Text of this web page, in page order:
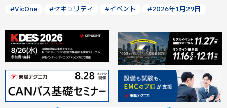
#VicOne #セキュリティ #イベント #2026年1月29日